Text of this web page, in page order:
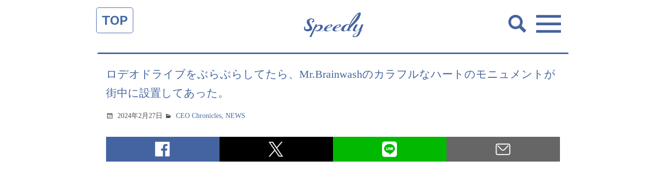
TOP
ロデオドライブをぶらぶらしてたら、Mr.Brainwashのカラフルなハートのモニュメントが
街中に設置してあった。
2024年2月27日 CEO Chronicles,NEWS